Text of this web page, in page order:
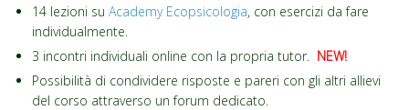
14 lezioni su Academy Ecopsicologia, con esercizi da fare
individualmente.
3 incontri individuali online con la propria tutor. NEW!
Possibilità di condividere risposte e pareri con gli altri allievi
del corso attraverso un forum dedicato.